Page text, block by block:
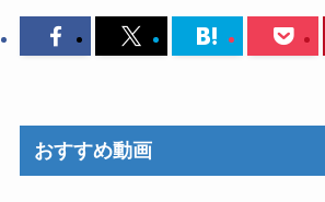
おすすめ動画